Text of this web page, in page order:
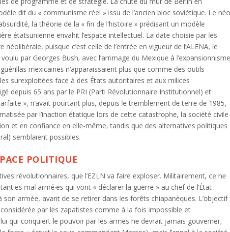
dit du « communisme réel » issu de l’ancien bloc soviétique. Le
la théorie de la « fin de l’histoire » prédisant un modèle
étatsunienne envahit l’espace intellectuel. La date choisie par les
puisque c’est celle de l’entrée en vigueur de l’ALENA, le
par Georges Bush, avec l’arrimage du Mexique à
mexicaines n’apparaissaient plus que comme des outils
surexploitées face à des États autoritaires et aux milices
depuis 65 ans par le PRI (Parti Révolutionnaire Institutionnel) et
», n’avait pourtant plus, depuis le tremblement de terre de 1985,
par l’inaction étatique lors de cette catastrophe, la société civile
et en confiance en elle-même, tandis que des alternatives politiques
semblaient possibles.
POLITIQUE
révolutionnaires, que l’EZLN va faire exploser. Militairement, ce ne
mal armé·es qui vont « déclarer la guerre » au chef de l’État
armée, avant de se retirer dans les forêts chiapanèques. L’objectif
par les zapatistes comme à la fois impossible et
qui conquiert le pouvoir par les armes ne devrait jamais gouverner,